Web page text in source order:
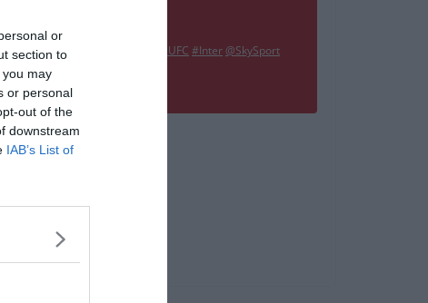
or
section to
may
or personal
out of the
downstream
IAB’s List of
season as Inter player. ⚫️? #MUFC #Inter @SkySport